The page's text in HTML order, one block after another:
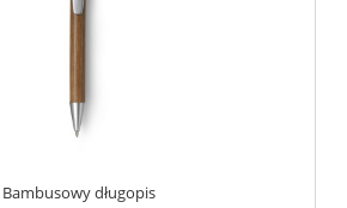
Bambusowy długopis